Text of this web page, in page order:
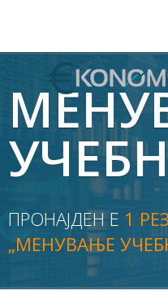
АКТУЕЛНО
ЕКОНОМИЈА
ФИНАНСИИ
БАНКАРСТВО
ЖИВОТ
МОЗАИК
ПРОНАЈДЕН Е 1
„МЕНУВАЊЕ